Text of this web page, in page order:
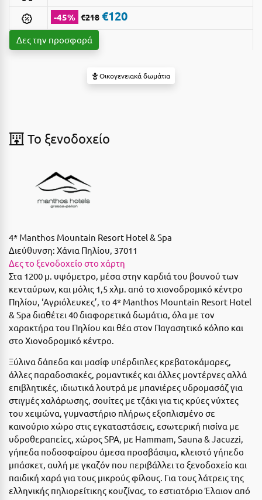
Βραχάτι Κορινθίας
Βυτίνα
Γρεβενά
Διακοπτό
Ε
Ελάτη Αρκαδίας
Ελληνικό Αρκαδίας
Ελούντα Κρήτης
Ερέτρια
Ερμιόνη
Εύβοια
Ευρυτανία
Ζ
Ζαγοροχώρια
Δες όλες τις προσφορές
Δες όλα τα πακέτα διακοπών
-45% €218 €120
Δες την προσφορά
Οικογενειακά δωμάτια
To ξενοδοχείο
4* Manthos Mountain Resort Hotel & Spa
Διεύθυνση: Χάνια Πηλίου, 37011
Δες το ξενοδοχείο στο χάρτη
Στα 1200 μ. υψόμετρο, μέσα στην καρδιά του βουνού των
κενταύρων, και μόλις 1,5 χλμ. από το χιονοδρομικό κέντρο
Πηλίου, ‘Αγριόλευκες’, το 4* Manthos Mountain Resort Hotel
& Spa διαθέτει 40 διαφορετικά δωμάτια, όλα με τον
χαρακτήρα του Πηλίου και θέα στον Παγασητικό κόλπο και
στο Χιονοδρομικό κέντρο.
Ξύλινα δάπεδα και μασίφ υπέρδιπλες κρεβατοκάμαρες,
άλλες παραδοσιακές, ρομαντικές και άλλες μοντέρνες αλλά
επιβλητικές, ιδιωτικά λουτρά με μπανιέρες υδρομασάζ για
στιγμές χαλάρωσης, σουίτες με τζάκι για τις κρύες νύχτες
του χειμώνα, γυμναστήριο πλήρως εξοπλισμένο σε
καινούριο χώρο στις εγκαταστάσεις, εσωτερική πισίνα με
υδροθεραπείες, χώρος SPA, με Ηammam, Sauna & Jacuzzi,
γήπεδα ποδοσφαίρου άμεσα προσβάσιμα, κλειστό γήπεδο
μπάσκετ, αυλή με γκαζόν που περιβάλλει το ξενοδοχείο και
παιδική χαρά για τους μικρούς φίλους. Για τους λάτρεις της
ελληνικής πηλιορείτικης κουζίνας, το εστιατόριο Έλαιον από